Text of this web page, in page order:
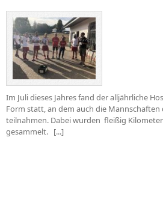
Im Juli dieses Jahres fand der alljährliche
Form statt, an dem auch die Mannschaften
teilnahmen. Dabei wurden fleißig
gesammelt. [...]